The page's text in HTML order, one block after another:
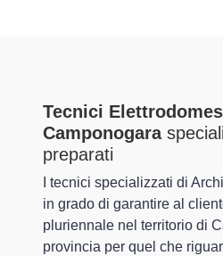
Tecnici
Camponogara
preparati
I tecnici specializzati di
in grado di garantire al
pluriennale nel territorio di
provincia per quel che